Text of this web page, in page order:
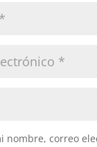
nombre, correo